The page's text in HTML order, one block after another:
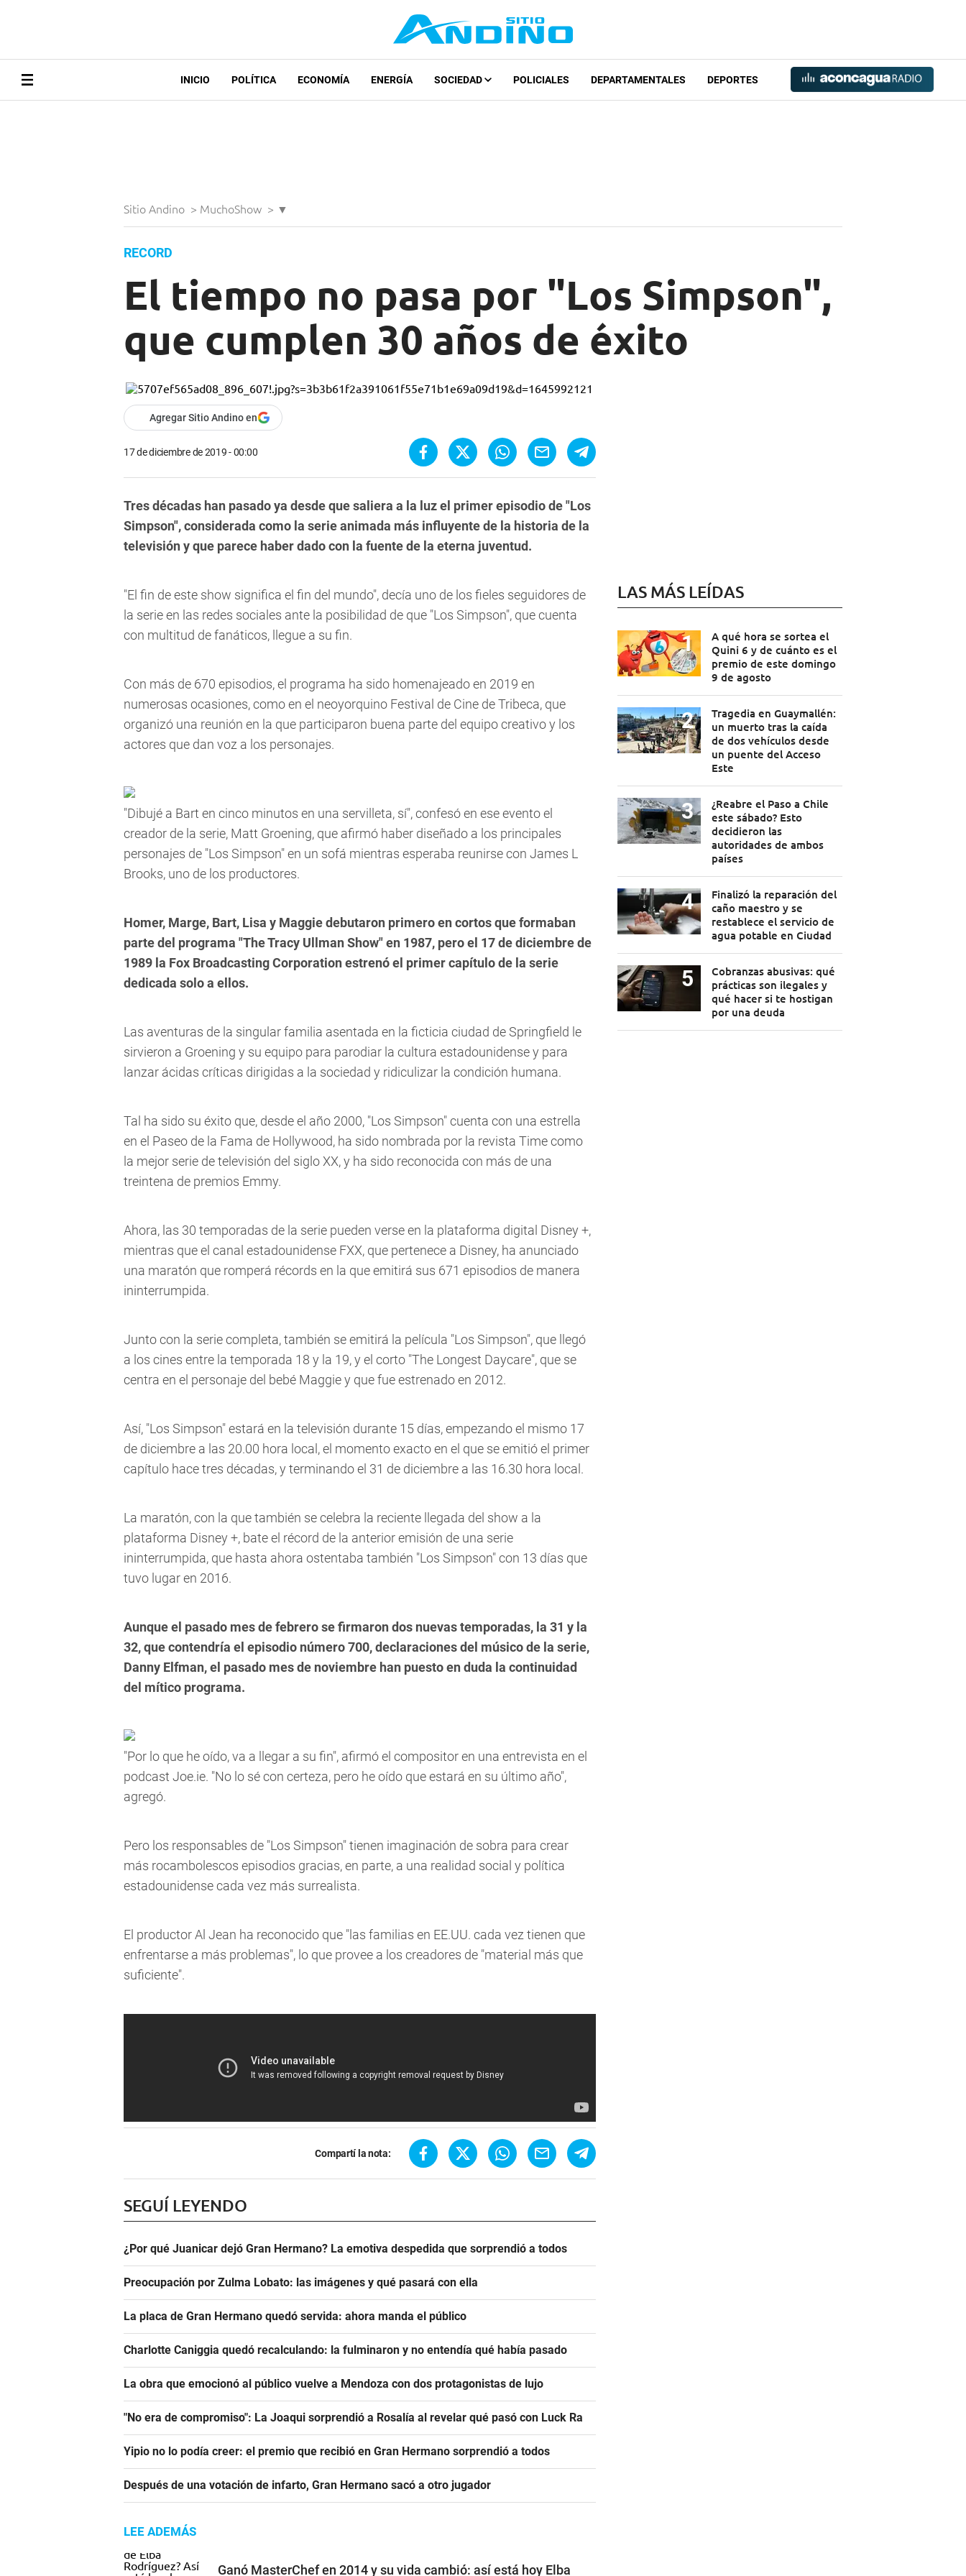
INICIO POLÍTICA ECONOMÍA ENERGÍA SOCIEDAD POLICIALES DEPARTAMENTALES DEPORTES
Sitio Andino > MuchoShow > ▼
RECORD
El tiempo no pasa por "Los Simpson",
que cumplen 30 años de éxito
Agregar Sitio Andino en
17 de diciembre de 2019 - 00:00
Tres décadas han pasado ya desde que saliera a la luz el primer episodio de "Los
Simpson", considerada como la serie animada más influyente de la historia de la
televisión y que parece haber dado con la fuente de la eterna juventud.
"El fin de este show significa el fin del mundo", decía uno de los fieles seguidores de
la serie en las redes sociales ante la posibilidad de que "Los Simpson", que cuenta
con multitud de fanáticos, llegue a su fin.
Con más de 670 episodios, el programa ha sido homenajeado en 2019 en
numerosas ocasiones, como en el neoyorquino Festival de Cine de Tribeca, que
organizó una reunión en la que participaron buena parte del equipo creativo y los
actores que dan voz a los personajes.
"Dibujé a Bart en cinco minutos en una servilleta, sí", confesó en ese evento el
creador de la serie, Matt Groening, que afirmó haber diseñado a los principales
personajes de "Los Simpson" en un sofá mientras esperaba reunirse con James L
Brooks, uno de los productores.
Homer, Marge, Bart, Lisa y Maggie debutaron primero en cortos que formaban
parte del programa "The Tracy Ullman Show" en 1987, pero el 17 de diciembre de
1989 la Fox Broadcasting Corporation estrenó el primer capítulo de la serie
dedicada solo a ellos.
Las aventuras de la singular familia asentada en la ficticia ciudad de Springfield le
sirvieron a Groening y su equipo para parodiar la cultura estadounidense y para
lanzar ácidas críticas dirigidas a la sociedad y ridiculizar la condición humana.
Tal ha sido su éxito que, desde el año 2000, "Los Simpson" cuenta con una estrella
en el Paseo de la Fama de Hollywood, ha sido nombrada por la revista Time como
la mejor serie de televisión del siglo XX, y ha sido reconocida con más de una
treintena de premios Emmy.
Ahora, las 30 temporadas de la serie pueden verse en la plataforma digital Disney +,
mientras que el canal estadounidense FXX, que pertenece a Disney, ha anunciado
una maratón que romperá récords en la que emitirá sus 671 episodios de manera
ininterrumpida.
Junto con la serie completa, también se emitirá la película "Los Simpson", que llegó
a los cines entre la temporada 18 y la 19, y el corto "The Longest Daycare", que se
centra en el personaje del bebé Maggie y que fue estrenado en 2012.
Así, "Los Simpson" estará en la televisión durante 15 días, empezando el mismo 17
de diciembre a las 20.00 hora local, el momento exacto en el que se emitió el primer
capítulo hace tres décadas, y terminando el 31 de diciembre a las 16.30 hora local.
La maratón, con la que también se celebra la reciente llegada del show a la
plataforma Disney +, bate el récord de la anterior emisión de una serie
ininterrumpida, que hasta ahora ostentaba también "Los Simpson" con 13 días que
tuvo lugar en 2016.
Aunque el pasado mes de febrero se firmaron dos nuevas temporadas, la 31 y la
32, que contendría el episodio número 700, declaraciones del músico de la serie,
Danny Elfman, el pasado mes de noviembre han puesto en duda la continuidad
del mítico programa.
"Por lo que he oído, va a llegar a su fin", afirmó el compositor en una entrevista en el
podcast Joe.ie. "No lo sé con certeza, pero he oído que estará en su último año",
agregó.
Pero los responsables de "Los Simpson" tienen imaginación de sobra para crear
más rocambolescos episodios gracias, en parte, a una realidad social y política
estadounidense cada vez más surrealista.
El productor Al Jean ha reconocido que "las familias en EE.UU. cada vez tienen que
enfrentarse a más problemas", lo que provee a los creadores de "material más que
suficiente".
Compartí la nota:
SEGUÍ LEYENDO
¿Por qué Juanicar dejó Gran Hermano? La emotiva despedida que sorprendió a todos
Preocupación por Zulma Lobato: las imágenes y qué pasará con ella
La placa de Gran Hermano quedó servida: ahora manda el público
Charlotte Caniggia quedó recalculando: la fulminaron y no entendía qué había pasado
La obra que emocionó al público vuelve a Mendoza con dos protagonistas de lujo
"No era de compromiso": La Joaqui sorprendió a Rosalía al revelar qué pasó con Luck Ra
Yipio no lo podía creer: el premio que recibió en Gran Hermano sorprendió a todos
Después de una votación de infarto, Gran Hermano sacó a otro jugador
LEE ADEMÁS
Ganó MasterChef en 2014 y su vida cambió: así está hoy Elba
LAS MÁS LEÍDAS
A qué hora se sortea el
Quini 6 y de cuánto es el
premio de este domingo
9 de agosto
Tragedia en Guaymallén:
un muerto tras la caída
de dos vehículos desde
un puente del Acceso
Este
¿Reabre el Paso a Chile
este sábado? Esto
decidieron las
autoridades de ambos
países
Finalizó la reparación del
caño maestro y se
restablece el servicio de
agua potable en Ciudad
Cobranzas abusivas: qué
prácticas son ilegales y
qué hacer si te hostigan
por una deuda